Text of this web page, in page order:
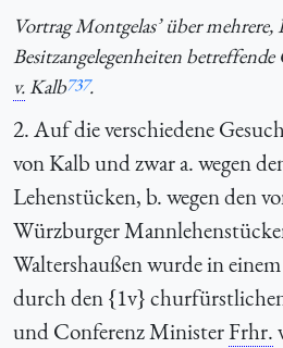
Vortrag Montgelas’ über mehrere,
Besitzangelegenheiten
v. Kalb737.
2. Auf die verschiedene
von Kalb und zwar a. wegen
Lehenstücken, b. wegen den
Würzburger
Waltershaußen wurde in
durch den {1v}
und Conferenz MinisterFrhr.